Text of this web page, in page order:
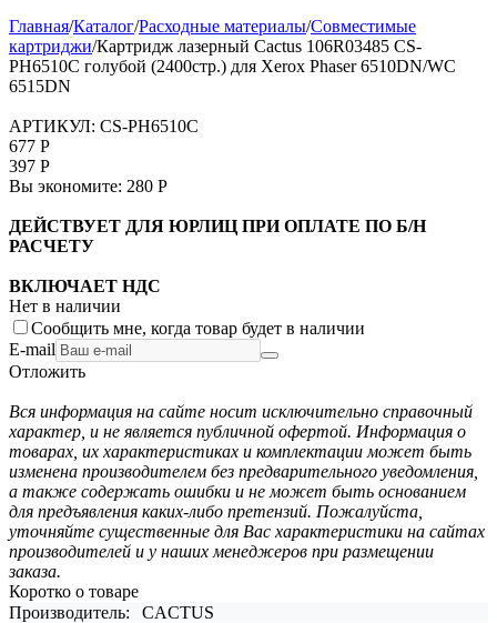
Главная/Каталог/Расходные материалы/Совместимые
картриджи/Картридж лазерный Cactus 106R03485 CS-
PH6510C голубой (2400стр.) для Xerox Phaser 6510DN/WC
6515DN
АРТИКУЛ: CS-PH6510C
677 Р
397 Р
Вы экономите: 280 Р
ДЕЙСТВУЕТ ДЛЯ ЮРЛИЦ ПРИ ОПЛАТЕ ПО Б/Н
РАСЧЕТУ
ВКЛЮЧАЕТ НДС
Нет в наличии
Сообщить мне, когда товар будет в наличии
E-mail
Отложить
Вся информация на сайте носит исключительно справочный
характер, и не является публичной офертой. Информация о
товарах, их характеристиках и комплектации может быть
изменена производителем без предварительного уведомления,
а также содержать ошибки и не может быть основанием
для предъявления каких-либо претензий. Пожалуйста,
уточняйте существенные для Вас характеристики на сайтах
производителей и у наших менеджеров при размещении
заказа.
Коротко о товаре
Производитель:
CACTUS